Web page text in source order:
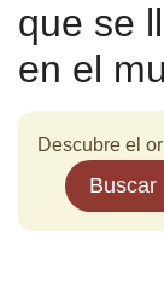
que se
en el
Descubre el
Buscar